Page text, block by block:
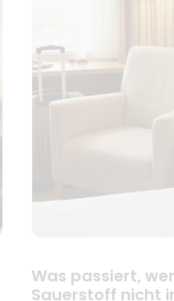
Was passiert,
Sauerstoff nicht